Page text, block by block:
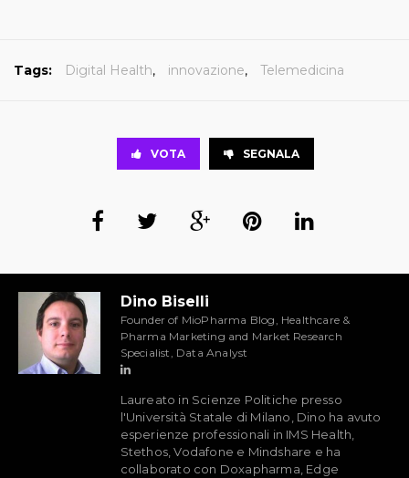
Tags: Digital Health, innovazione, Telemedicina
VOTA SEGNALA
Dino Biselli
Founder of MioPharma Blog, Healthcare &
Pharma Marketing and Market Research
Specialist, Data Analyst
Laureato in Scienze Politiche presso
l'Università Statale di Milano, Dino ha avuto
esperienze professionali in IMS Health,
Stethos, Vodafone e Mindshare e ha
collaborato con Doxapharma, Edge